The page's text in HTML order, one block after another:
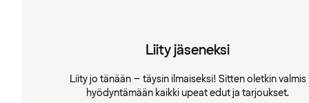
Liity jäseneksi
Liity jo tänään – täysin ilmaiseksi! Sitten oletkin valmis
hyödyntämään kaikki upeat edut ja tarjoukset.